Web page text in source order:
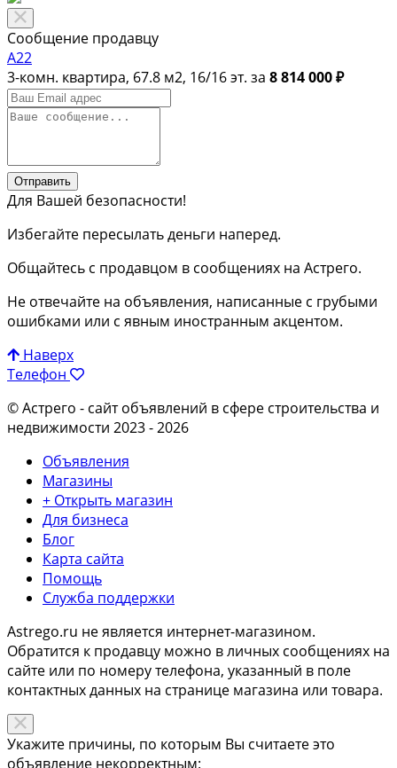
Сообщение продавцу
А22
3-комн. квартира, 67.8 м2, 16/16 эт. за 8 814 000 ₽
Отправить
Для Вашей безопасности!
Избегайте пересылать деньги наперед.
Общайтесь с продавцом в сообщениях на Астрего.
Не отвечайте на объявления, написанные с грубыми
ошибками или с явным иностранным акцентом.
Наверх
Телефон
© Астрего - сайт объявлений в сфере строительства и
недвижимости 2023 - 2026
Объявления
Магазины
+ Открыть магазин
Для бизнеса
Блог
Карта сайта
Помощь
Служба поддержки
Astrego.ru не является интернет-магазином.
Обратится к продавцу можно в личных сообщениях на
сайте или по номеру телефона, указанный в поле
контактных данных на странице магазина или товара.
Укажите причины, по которым Вы считаете это
объявление некорректным: